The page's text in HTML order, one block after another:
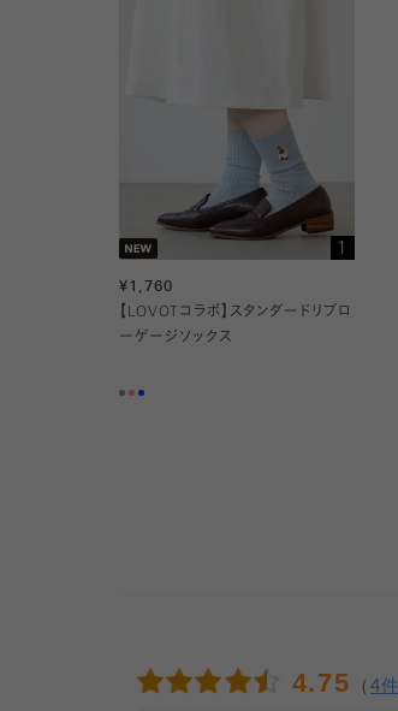
1
¥1,760
【LOVOTコラボ】スタンダードリブロ
ーゲージソックス
4.75 （ 4件